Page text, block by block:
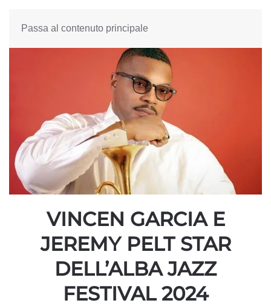
Passa al contenuto principale
VINCEN GARCIA E
JEREMY PELT STAR
DELL’ALBA JAZZ
FESTIVAL 2024